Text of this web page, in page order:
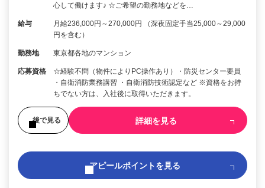
心して働けます♪ ☆ご希望の勤務地などを…
給与
月給236,000円～270,000円 （深夜固定手当25,000～29,000
円を含む）
勤務地 東京都各地のマンション
応募資格
☆経験不問（物件によりPC操作あり）・防災センター要員
・自衛消防業務講習 ・自衛消防技術認定など ※資格をお持
ちでない方は、入社後に取得いただきます。
後で見る 詳細を見る
アピールポイントを見る